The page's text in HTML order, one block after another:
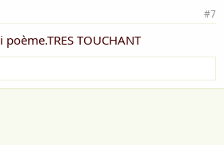
#7
TOUCHANT